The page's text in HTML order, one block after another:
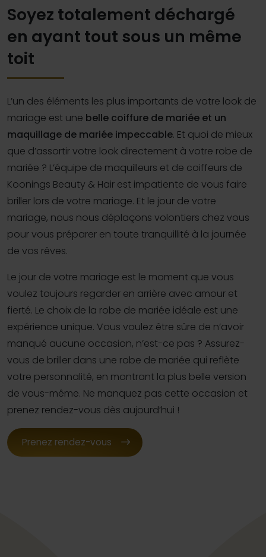
Soyez totalement déchargé
en ayant tout sous un même
toit
L’un des éléments les plus importants de votre look de
mariage est une belle coiffure de mariée et un
maquillage de mariée impeccable. Et quoi de mieux
que d’assortir votre look directement à votre robe de
mariée ? L’équipe de maquilleurs et de coiffeurs de
Koonings Beauty & Hair est impatiente de vous faire
briller lors de votre mariage. Et le jour de votre
mariage, nous nous déplaçons volontiers chez vous
pour vous préparer en toute tranquillité à la journée
de vos rêves.
Le jour de votre mariage est le moment que vous
voulez toujours regarder en arrière avec amour et
fierté. Le choix de la robe de mariée idéale est une
expérience unique. Vous voulez être sûre de n’avoir
manqué aucune occasion, n’est-ce pas ? Assurez-
vous de briller dans une robe de mariée qui reflète
votre personnalité, en montrant la plus belle version
de vous-même. Ne manquez pas cette occasion et
prenez rendez-vous dès aujourd’hui !
Prenez rendez-vous